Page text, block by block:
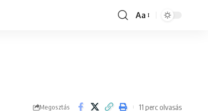
Font
Aa
Megosztás 11 perc olvasás